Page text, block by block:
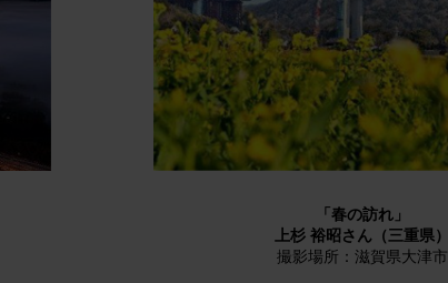
「春の訪れ」
上杉 裕昭さん（三重県）
撮影場所：滋賀県大津市